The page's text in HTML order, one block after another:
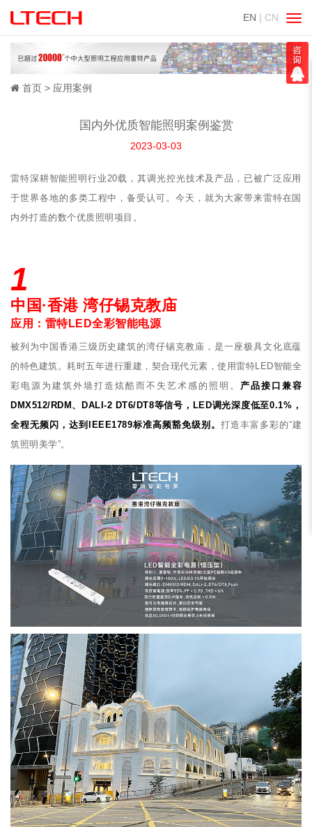
EN | CN
切
换
导
航
首页 应用案例
国内外优质智能照明案例鉴赏
2023-03-03
雷特深耕智能照明行业20载，其调光控光技术及产品，已被广泛应用
于世界各地的多类工程中，备受认可。今天，就为大家带来雷特在国
内外打造的数个优质照明项目。
1
中国·香港 湾仔锡克教庙
应用：雷特LED全彩智能电源
被列为中国香港三级历史建筑的湾仔锡克教庙，是一座极具文化底蕴
的特色建筑。耗时五年进行重建，契合现代元素，使用雷特LED智能全
彩电源为建筑外墙打造炫酷而不失艺术感的照明。 产品接口兼容
DMX512/RDM、DALI-2 DT6/DT8等信号，LED调光深度低至0.1%，
全程无频闪，达到IEEE1789标准高频豁免级别。 打造丰富多彩的“建
筑照明美学”。